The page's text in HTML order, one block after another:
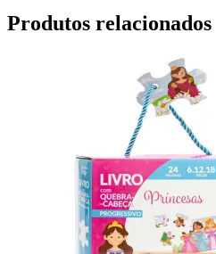
Produtos relacionados